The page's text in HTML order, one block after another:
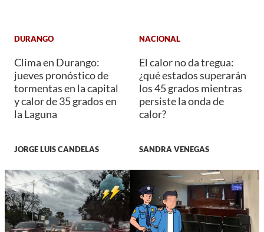
DURANGO
Clima en Durango:
jueves pronóstico de
tormentas en la capital
y calor de 35 grados en
la Laguna
JORGE LUIS CANDELAS
NACIONAL
El calor no da tregua:
¿qué estados superarán
los 45 grados mientras
persiste la onda de
calor?
SANDRA VENEGAS